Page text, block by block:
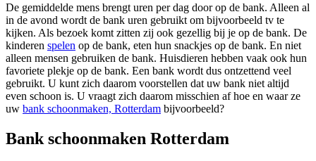
De gemiddelde mens brengt uren per dag door op de bank. Alleen al
in de avond wordt de bank uren gebruikt om bijvoorbeeld tv te
kijken. Als bezoek komt zitten zij ook gezellig bij je op de bank. De
kinderen spelen op de bank, eten hun snackjes op de bank. En niet
alleen mensen gebruiken de bank. Huisdieren hebben vaak ook hun
favoriete plekje op de bank. Een bank wordt dus ontzettend veel
gebruikt. U kunt zich daarom voorstellen dat uw bank niet altijd
even schoon is. U vraagt zich daarom misschien af hoe en waar ze
uw bank schoonmaken, Rotterdam bijvoorbeeld?
Bank schoonmaken Rotterdam